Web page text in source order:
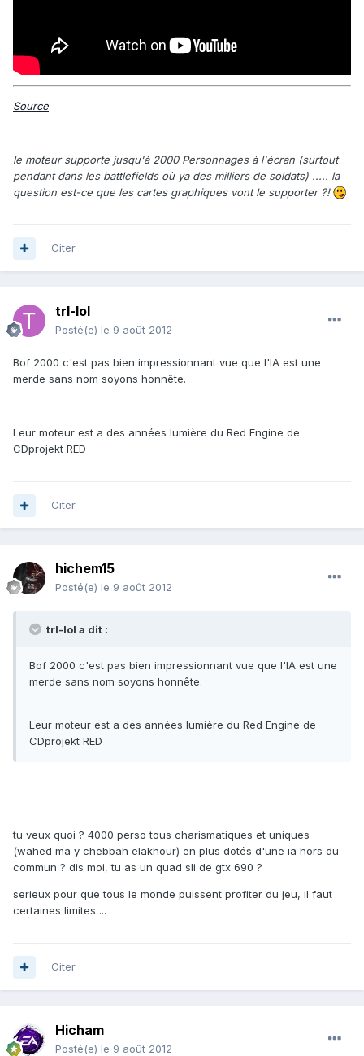
Source
le moteur supporte jusqu'à 2000 Personnages à l'écran (surtout
pendant dans les battlefields où ya des milliers de soldats) ..... la
question est-ce que les cartes graphiques vont le supporter ?!
Citer
trl-lol
Posté(e) le 9 août 2012
Bof 2000 c'est pas bien impressionnant vue que l'IA est une
merde sans nom soyons honnête.
Leur moteur est a des années lumière du Red Engine de
CDprojekt RED
Citer
hichem15
Posté(e) le 9 août 2012
trl-lol a dit :
Bof 2000 c'est pas bien impressionnant vue que l'IA est une
merde sans nom soyons honnête.
Leur moteur est a des années lumière du Red Engine de
CDprojekt RED
tu veux quoi ? 4000 perso tous charismatiques et uniques
(wahed ma y chebbah elakhour) en plus dotés d'une ia hors du
commun ? dis moi, tu as un quad sli de gtx 690 ?
serieux pour que tous le monde puissent profiter du jeu, il faut
certaines limites ...
Citer
Hicham
Posté(e) le 9 août 2012